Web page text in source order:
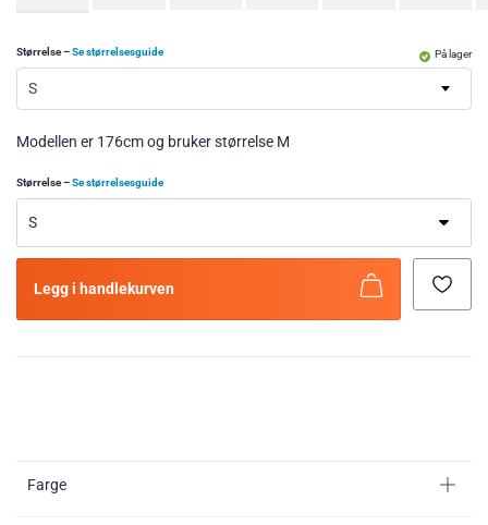
Størrelse–Se størrelsesguide
S
Modellen er 176cm og bruker størrelse M
Størrelse–Se størrelsesguide
På lager
Legg i handlekurven
Farge